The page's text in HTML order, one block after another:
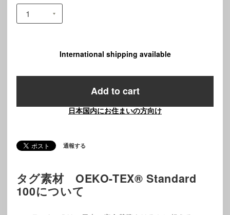
International shipping available
Add to cart
日本国内にお住まいの方向け
通報する
タグ素材 OEKO-TEX® Standard
100について